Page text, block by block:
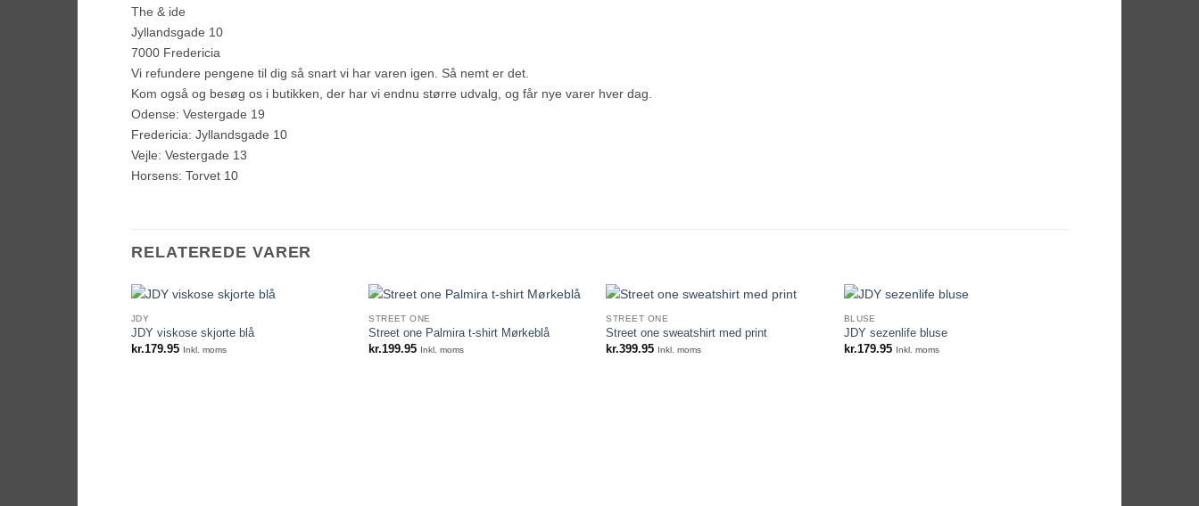
The & ide
Jyllandsgade 10
7000 Fredericia
Vi refundere pengene til dig så snart vi har varen igen. Så nemt er det.
Kom også og besøg os i butikken, der har vi endnu større udvalg, og får nye varer hver dag.
Odense: Vestergade 19
Fredericia: Jyllandsgade 10
Vejle: Vestergade 13
Horsens: Torvet 10
RELATEREDE VARER
JDY
JDY viskose skjorte blå
kr.179.95 Inkl. moms
STREET ONE
Street one Palmira t-shirt Mørkeblå
kr.199.95 Inkl. moms
STREET ONE
Street one sweatshirt med print
kr.399.95 Inkl. moms
BLUSE
JDY sezenlife bluse
kr.179.95 Inkl. moms